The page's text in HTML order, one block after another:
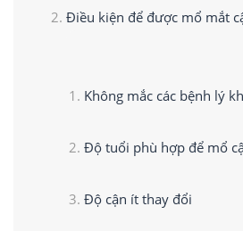
Điều kiện để được mổ mắt
Không mắc các bệnh lý
Độ tuổi phù hợp để mổ
Độ cận ít thay đổi